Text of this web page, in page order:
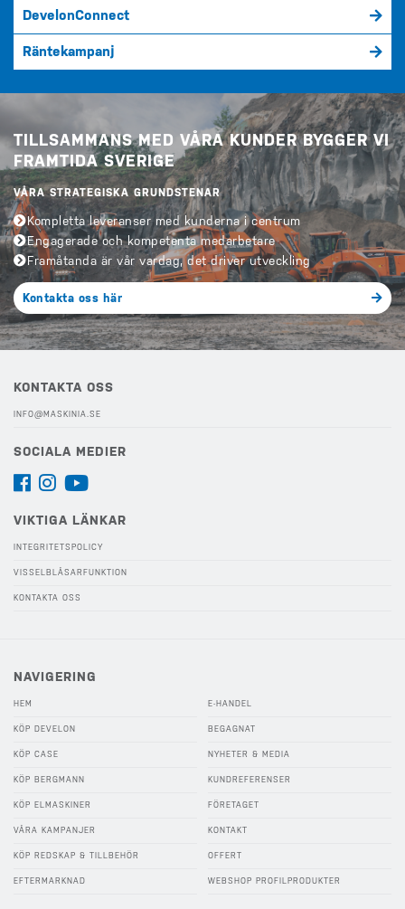
DevelonConnect
Räntekampanj
TILLSAMMANS MED VÅRA KUNDER BYGGER VI
FRAMTIDA SVERIGE
VÅRA STRATEGISKA GRUNDSTENAR
Kompletta leveranser med kunderna i centrum
Engagerade och kompetenta medarbetare
Framåtanda är vår vardag, det driver utveckling
Kontakta oss här
KONTAKTA OSS
INFO@MASKINIA.SE
SOCIALA MEDIER
VIKTIGA LÄNKAR
INTEGRITETSPOLICY
VISSELBLÅSARFUNKTION
KONTAKTA OSS
NAVIGERING
HEM
KÖP DEVELON
KÖP CASE
KÖP BERGMANN
KÖP ELMASKINER
VÅRA KAMPANJER
KÖP REDSKAP & TILLBEHÖR
EFTERMARKNAD
E-HANDEL
BEGAGNAT
NYHETER & MEDIA
KUNDREFERENSER
FÖRETAGET
KONTAKT
OFFERT
WEBSHOP PROFILPRODUKTER